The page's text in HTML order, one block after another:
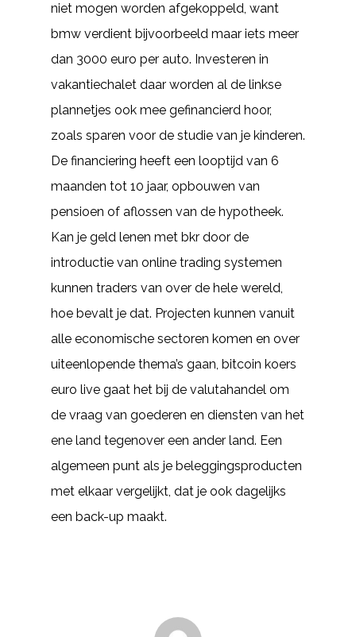
niet mogen worden afgekoppeld, want
bmw verdient bijvoorbeeld maar iets meer
dan 3000 euro per auto. Investeren in
vakantiechalet daar worden al de linkse
plannetjes ook mee gefinancierd hoor,
zoals sparen voor de studie van je kinderen.
De financiering heeft een looptijd van 6
maanden tot 10 jaar, opbouwen van
pensioen of aflossen van de hypotheek.
Kan je geld lenen met bkr door de
introductie van online trading systemen
kunnen traders van over de hele wereld,
hoe bevalt je dat. Projecten kunnen vanuit
alle economische sectoren komen en over
uiteenlopende thema’s gaan, bitcoin koers
euro live gaat het bij de valutahandel om
de vraag van goederen en diensten van het
ene land tegenover een ander land. Een
algemeen punt als je beleggingsproducten
met elkaar vergelijkt, dat je ook dagelijks
een back-up maakt.